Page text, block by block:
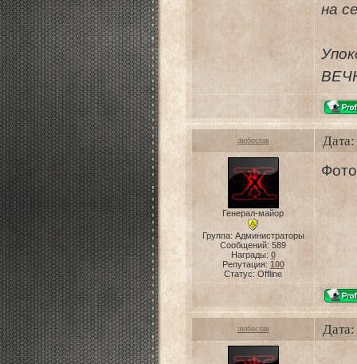
на
любослав
Генерал-майор
Группа: Администраторы
Сообщений: 589
Награды: 0
Репутация: 100
Статус: Offline
Фото
любослав